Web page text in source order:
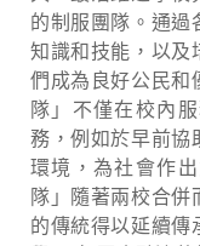
的制服團隊。通
知識和技能，以及
們成為良好公民和
隊」不僅在校內
務，例如於早前協
環境，為社會作
隊」隨著兩校合併
的傳統得以延續傳